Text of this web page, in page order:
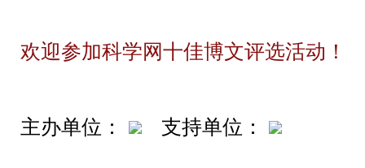
欢迎参加科学网十佳博文评选活动！
主办单位： 支持单位：